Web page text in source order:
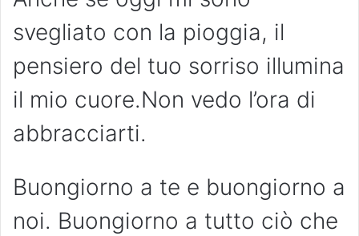
svegliato con la pioggia, il
pensiero del tuo sorriso illumina
il mio cuore.Non vedo l’ora di
abbracciarti.
Buongiorno a te e buongiorno a
noi. Buongiorno a tutto ciò che